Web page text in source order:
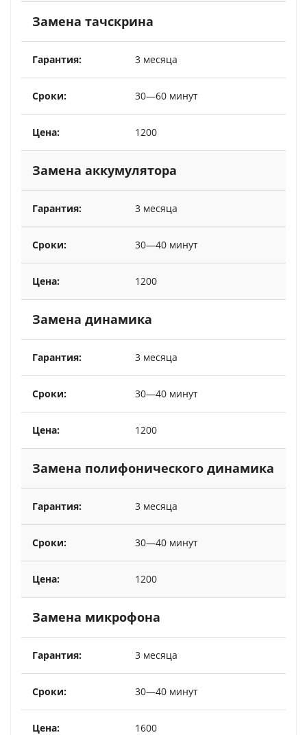
Замена тачскрина
3 месяца
30—60 минут
1200
Замена аккумулятора
3 месяца
30—40 минут
1200
Замена динамика
3 месяца
30—40 минут
1200
Замена полифонического динамика
3 месяца
30—40 минут
1200
Замена микрофона
3 месяца
30—40 минут
1600